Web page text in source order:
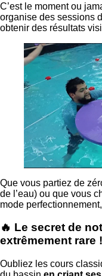
C’est le moment ou
organise des sessions
obtenir des résultats
Que vous partiez de
de l’eau) ou que vous
mode
🔥 Le secret de
extrêmement rare
Oubliez les cours